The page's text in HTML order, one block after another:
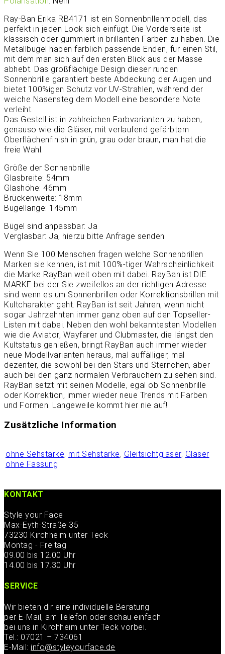
Ray-Ban Erika RB4171 ist ein Sonnenbrillenmodell, das
perfekt in jeden Look sich einfügt. Die Vorderseite ist
klassisch oder gummiert in brillanten Farben zu haben. Die
Metallbügel haben farblich passende Enden, für einen Stil,
mit dem man sich auf den ersten Blick aus der Masse
abhebt. Das großflächige Design dieser runden
Sonnenbrille garantiert beste Abdeckung der Augen und
bietet 100%igen Schutz vor UV-Strahlen, während der
weiche Nasensteg dem Modell eine besondere Note
verleiht.
Das Gestell ist in zahlreichen Farbvarianten zu haben,
genauso wie die Gläser, mit verlaufend gefärbtem
Oberflächenfinish in grün, grau oder braun, man hat die
freie Wahl.
Größe der Sonnenbrille
Glasbreite: 54mm
Glashöhe: 46mm
Brückenweite: 18mm
Bügellänge: 145mm
Bügel sind anpassbar: Ja
Verglasbar: Ja, hierzu bitte Anfrage senden
Wenn Sie 100 Menschen fragen welche Sonnenbrillen
Marken sie kennen, ist mit 100%-tiger Wahrscheinlichkeit
die Marke RayBan weit oben mit dabei. RayBan ist DIE
MARKE bei der Sie zweifellos an der richtigen Adresse
sind wenn es um Sonnenbrillen oder Korrektionsbrillen mit
Kultcharakter geht. RayBan ist seit Jahren, wenn nicht
sogar Jahrzehnten immer ganz oben auf den Topseller-
Listen mit dabei. Neben den wohl bekanntesten Modellen
wie die Aviator, Wayfarer und Clubmaster, die längst den
Kultstatus genießen, bringt RayBan auch immer wieder
neue Modellvarianten heraus, mal auffälliger, mal
dezenter, die sowohl bei den Stars und Sternchen, aber
auch bei den ganz normalen Verbrauchern zu sehen sind.
RayBan setzt mit seinen Modelle, egal ob Sonnenbrille
oder Korrektion, immer wieder neue Trends mit Farben
und Formen. Langeweile kommt hier nie auf!
Zusätzliche Information
ohne Sehstärke, mit Sehstärke, Gleitsichtgläser, Gläser
ohne Fassung
KONTAKT
Style your Face
Max-Eyth-Straße 35
73230 Kirchheim unter Teck
Montag - Freitag
09.00 bis 12.00 Uhr
14.00 bis 17.30 Uhr
SERVICE
Wir bieten dir eine individuelle Beratung
per E-Mail, am Telefon oder schau einfach
bei uns in Kirchheim unter Teck vorbei.
Tel.: 07021 – 734061
E-Mail: info@styleyourface.de